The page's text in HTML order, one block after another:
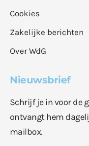
Cookies
Zakelijke berichten
Over WdG
Nieuwsbrief
Schrijf je in voor de
ontvangt hem
mailbox.